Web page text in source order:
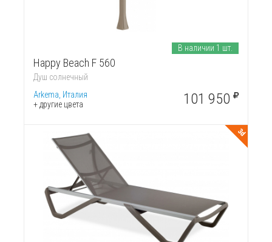
Happy Beach F 560
Душ солнечный
Arkema, Италия
+ другие цвета
В наличии 1 шт.
101 950
3d